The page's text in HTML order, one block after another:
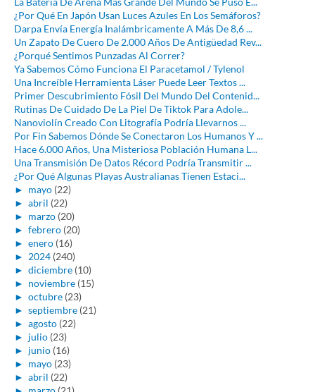
¿Por Qué En Japón Usan Luces Azules En Los Semáforos?
Darpa Envía Energía Inalámbricamente A Más De 8,6 ...
Un Zapato De Cuero De 2.000 Años De Antigüedad Rev...
¿Porqué Sentimos Punzadas Al Correr?
Ya Sabemos Cómo Funciona El Paracetamol / Tylenol
Una Increíble Herramienta Láser Puede Leer Textos ...
Primer Descubrimiento Fósil Del Mundo Del Contenid...
Rutinas De Cuidado De La Piel De Tiktok Para Adole...
Nanoviolín Creado Con Litografía Podría Llevarnos ...
Por Fin Sabemos Dónde Se Conectaron Los Humanos Y ...
Hace 6.000 Años, Una Misteriosa Población Humana L...
Una Transmisión De Datos Récord Podría Transmitir ...
¿Por Qué Algunas Playas Australianas Tienen Estaci...
► mayo (22)
► abril (22)
► marzo (20)
► febrero (20)
► enero (16)
► 2024 (240)
► diciembre (10)
► noviembre (15)
► octubre (23)
► septiembre (21)
► agosto (22)
► julio (23)
► junio (16)
► mayo (23)
► abril (22)